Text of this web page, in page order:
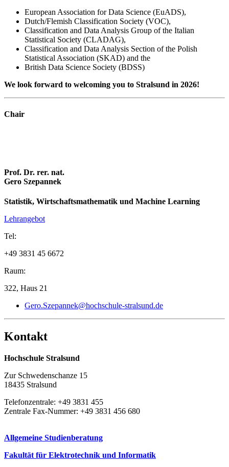
European Association for Data Science (EuADS),
Dutch/Flemish Classification Society (VOC),
Classification and Data Analysis Group of the Italian
Statistical Society (CLADAG),
Classification and Data Analysis Section of the Polish
Statistical Association (SKAD) and the
British Data Science Society (BDSS)
We look forward to welcoming you to Stralsund in 2026!
Chair
Prof. Dr. rer. nat.
Gero Szepannek
Statistik, Wirtschaftsmathematik und Machine Learning
Lehrangebot
Tel:
+49 3831 45 6672
Raum:
322, Haus 21
Gero.Szepannek@hochschule-stralsund.de
Kon­takt
Hochschule Stralsund
Zur Schwedenschanze 15
18435 Stralsund
Telefonzentrale: +49 3831 455
Zentrale Fax-Nummer: +49 3831 456 680
Allgemeine Studienberatung
Fakultät für Elektrotechnik und Informatik